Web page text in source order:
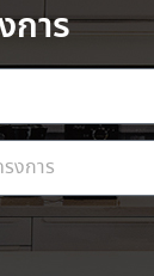
การ